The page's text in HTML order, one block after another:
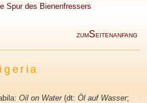
Spur des Bienenfressers
ZUMSEITENANFANG
Oil on Water(dt: Öl auf Wasser;